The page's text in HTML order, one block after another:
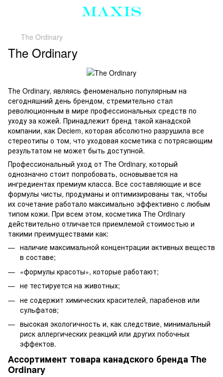
The Ordinary
The Ordinary
The Ordinary, являясь феноменально популярным на
сегодняшний день брендом, стремительно стал
революционным в мире профессиональных средств по
уходу за кожей. Принадлежит бренд такой канадской
компании, как Deciem, которая абсолютно разрушила все
стереотипы о том, что уходовая косметика с потрясающим
результатом не может быть доступной.
Профессиональный уход от The Ordinary, который
однозначно стоит попробовать, основывается на
ингредиентах премиум класса. Все составляющие и все
формулы чисты, продуманы и оптимизированы так, чтобы
их сочетание работало максимально эффективно с любым
типом кожи. При всем этом, косметика The Ordinary
действительно отличается приемлемой стоимостью и
такими преимуществами как:
наличие максимальной концентрации активных веществ
в составе;
«формулы красоты», которые работают;
не тестируется на животных;
не содержит химических красителей, парабенов или
сульфатов;
высокая экологичность и, как следствие, минимальный
риск аллергических реакций или других побочных
эффектов.
Ассортимент товара канадского бренда The
Ordinary